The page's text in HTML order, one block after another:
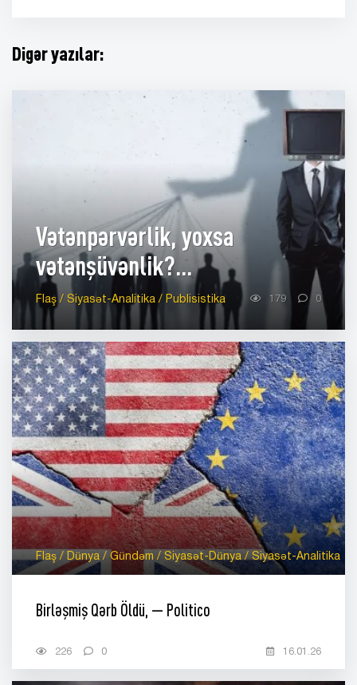
Digər yazılar:
Vətənpərvərlik, yoxsa
vətənşüvənlik?...
Flaş / Siyasət-Analitika / Publisistika 179 0
Flaş / Dünya / Gündəm / Siyasət-Dünya / Siyasət-Analitika
Birləşmiş Qərb Öldü, — Politico
226 0 16.01.26